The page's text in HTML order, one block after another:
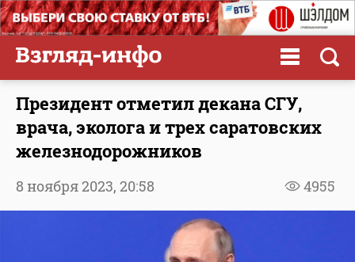
Президент отметил декана СГУ,
врача, эколога и трех саратовских
железнодорожников
4955
8 ноября 2023, 20:58